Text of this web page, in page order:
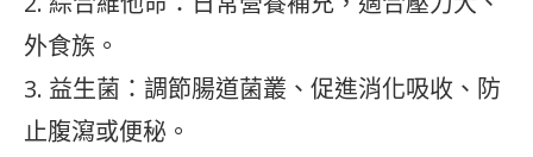
外食族。
3. 益生菌：調節腸道菌叢、促進消化吸收、防
止腹瀉或便秘。